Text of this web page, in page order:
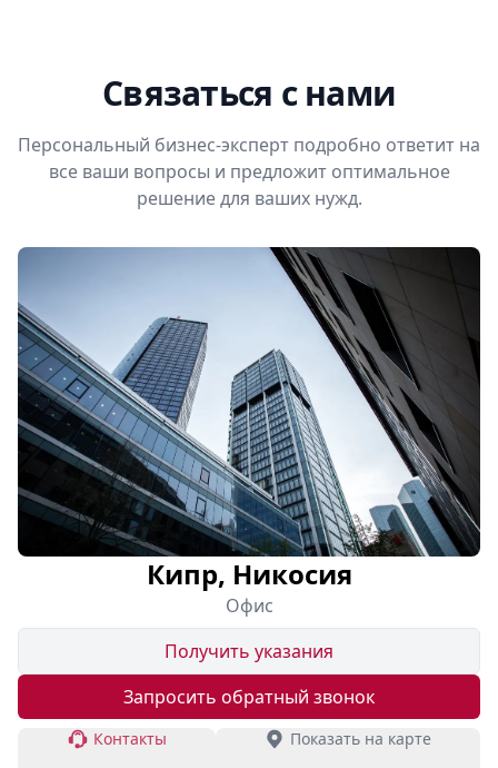
Связаться с нами
Персональный бизнес-эксперт подробно ответит на
все ваши вопросы и предложит оптимальное
решение для ваших нужд.
Кипр, Никосия
Офис
Получить указания
Запросить обратный звонок
Контакты Показать на карте